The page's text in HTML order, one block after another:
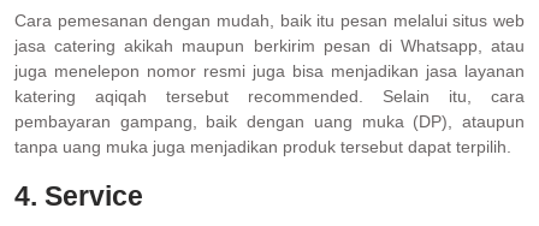
Cara pemesanan dengan mudah, baik itu pesan melalui situs web
jasa catering akikah maupun berkirim pesan di Whatsapp, atau
juga menelepon nomor resmi juga bisa menjadikan jasa layanan
katering aqiqah tersebut recommended. Selain itu, cara
pembayaran gampang, baik dengan uang muka (DP), ataupun
tanpa uang muka juga menjadikan produk tersebut dapat terpilih.
4. Service